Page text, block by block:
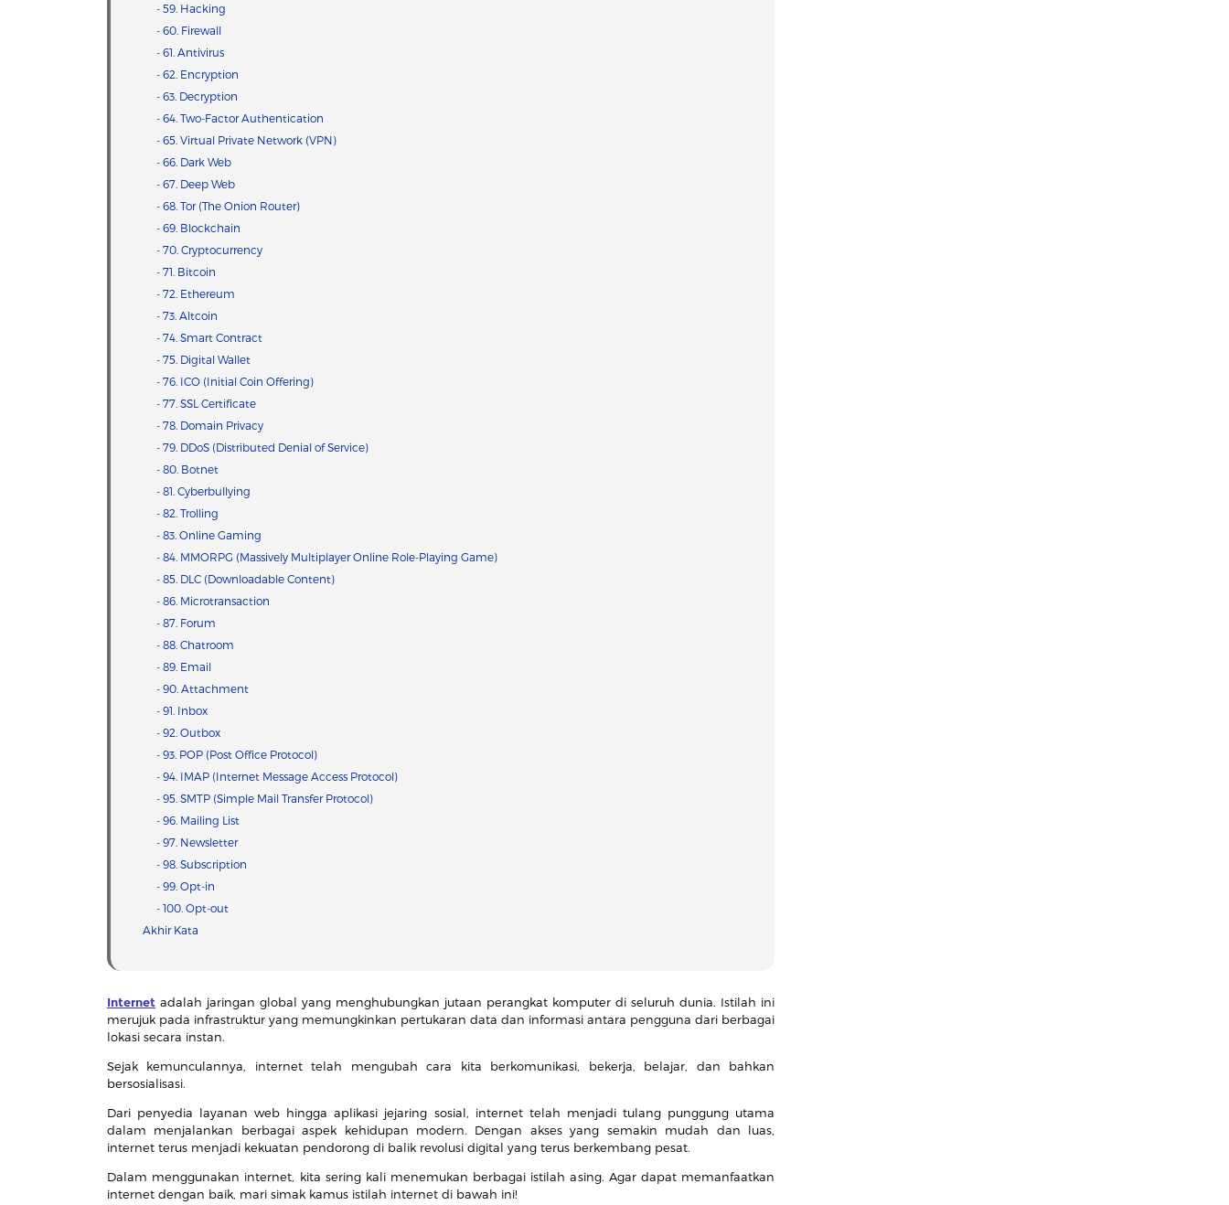
- 59. Hacking
- 60. Firewall
- 61. Antivirus
- 62. Encryption
- 63. Decryption
- 64. Two-Factor Authentication
- 65. Virtual Private Network (VPN)
- 66. Dark Web
- 67. Deep Web
- 68. Tor (The Onion Router)
- 69. Blockchain
- 70. Cryptocurrency
- 71. Bitcoin
- 72. Ethereum
- 73. Altcoin
- 74. Smart Contract
- 75. Digital Wallet
- 76. ICO (Initial Coin Offering)
- 77. SSL Certificate
- 78. Domain Privacy
- 79. DDoS (Distributed Denial of Service)
- 80. Botnet
- 81. Cyberbullying
- 82. Trolling
- 83. Online Gaming
- 84. MMORPG (Massively Multiplayer Online Role-Playing Game)
- 85. DLC (Downloadable Content)
- 86. Microtransaction
- 87. Forum
- 88. Chatroom
- 89. Email
- 90. Attachment
- 91. Inbox
- 92. Outbox
- 93. POP (Post Office Protocol)
- 94. IMAP (Internet Message Access Protocol)
- 95. SMTP (Simple Mail Transfer Protocol)
- 96. Mailing List
- 97. Newsletter
- 98. Subscription
- 99. Opt-in
- 100. Opt-out
Akhir Kata
Internet adalah jaringan global yang menghubungkan jutaan perangkat komputer di seluruh dunia. Istilah ini
merujuk pada infrastruktur yang memungkinkan pertukaran data dan informasi antara pengguna dari berbagai
lokasi secara instan.
Sejak kemunculannya, internet telah mengubah cara kita berkomunikasi, bekerja, belajar, dan bahkan
bersosialisasi.
Dari penyedia layanan web hingga aplikasi jejaring sosial, internet telah menjadi tulang punggung utama
dalam menjalankan berbagai aspek kehidupan modern. Dengan akses yang semakin mudah dan luas,
internet terus menjadi kekuatan pendorong di balik revolusi digital yang terus berkembang pesat.
Dalam menggunakan internet, kita sering kali menemukan berbagai istilah asing. Agar dapat memanfaatkan
internet dengan baik, mari simak kamus istilah internet di bawah ini!